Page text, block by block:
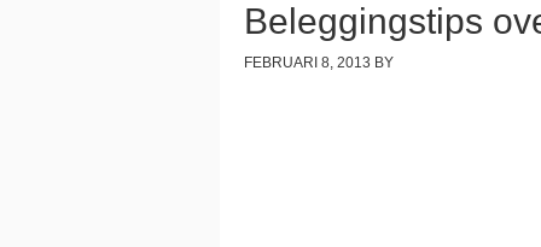
Beleggingstips
FEBRUARI 8, 2013 BY